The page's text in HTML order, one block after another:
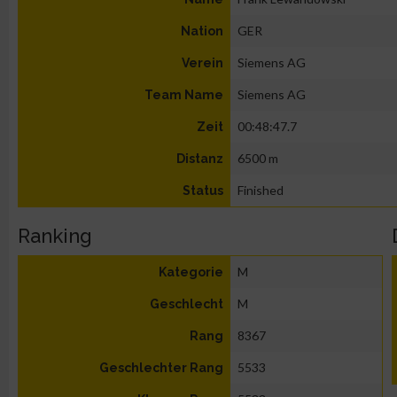
Nation GER
Verein Siemens AG
Team Name Siemens AG
Zeit 00:48:47.7
Distanz 6500 m
Status Finished
Ranking
Kategorie M
Geschlecht M
Rang 8367
Geschlechter Rang 5533